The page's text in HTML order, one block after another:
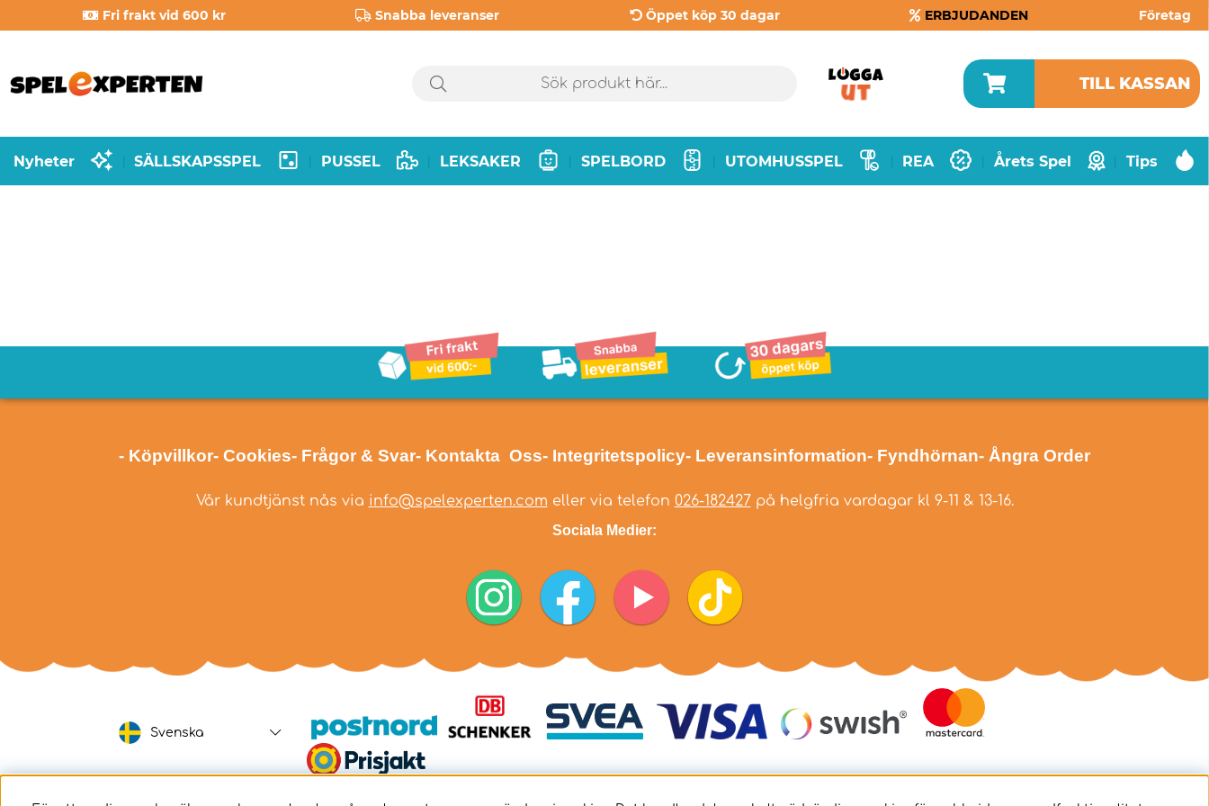
Fri frakt vid 600 kr Snabba leveranser Öppet köp 30 dagar ERBJUDANDEN Företag
TILL KASSAN
Nyheter SÄLLSKAPSSPEL PUSSEL LEKSAKER SPELBORD UTOMHUSSPEL REA Årets Spel Tips
- Köpvillkor- Cookies- Frågor & Svar- Kontakta Oss- Integritetspolicy- Leveransinformation- Fyndhörnan- Ångra Order
Vår kundtjänst nås via info@spelexperten.com eller via telefon 026-182427på helgfria vardagar kl 9-11 & 13-16.
Sociala Medier:
Svenska